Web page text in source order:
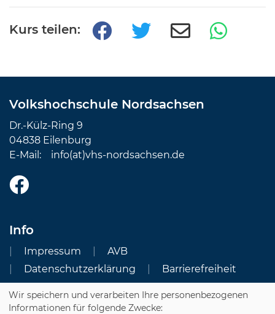
Kurs teilen:
Volkshochschule Nordsachsen
Dr.-Külz-Ring 9
04838 Eilenburg
E-Mail: info(at)vhs-nordsachsen.de
Info
Impressum
AVB
Datenschutzerklärung
Barrierefreiheit
Cookie Einstellungen
Wir speichern und verarbeiten Ihre personenbezogenen
Informationen für folgende Zwecke: